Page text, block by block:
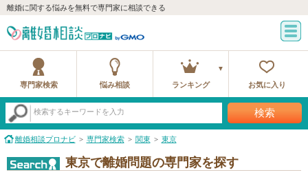
離婚に関する悩みを無料で専門家に相談できる
専門家検索 悩み相談 ランキング お気に入り
検索するキーワードを入力 検索
離婚相談プロナビ 専門家検索 関東 東京
東京で離婚問題の専門家を探す